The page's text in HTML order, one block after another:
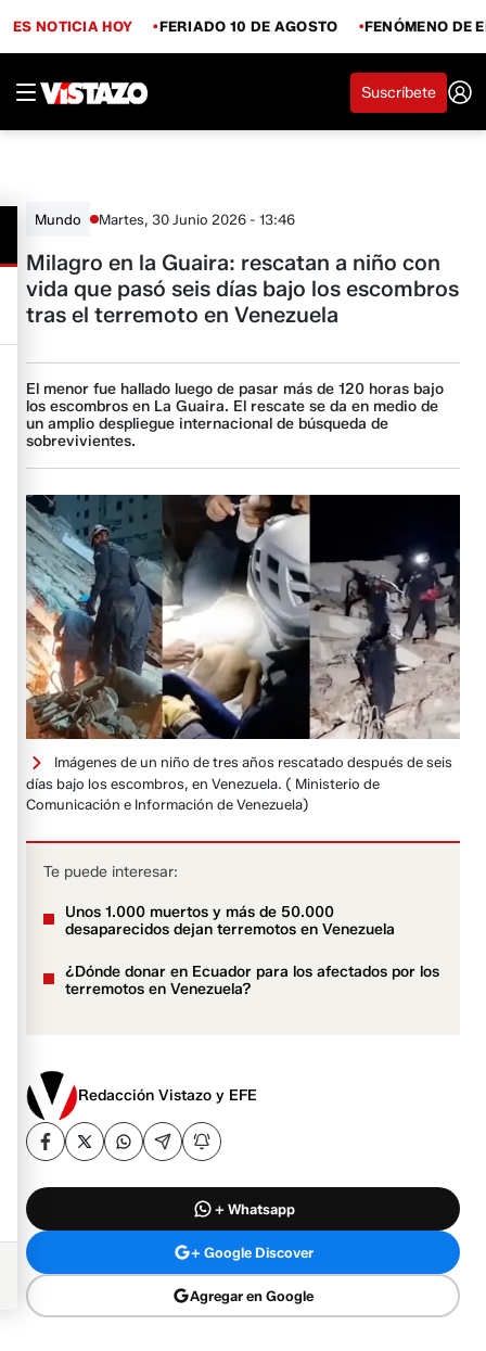
ES NOTICIA HOY FERIADO 10 DE AGOSTO FENÓMENO DE
Suscríbete
Mundo Martes, 30 Junio 2026 - 13:46
Milagro en la Guaira: rescatan a niño con
vida que pasó seis días bajo los escombros
tras el terremoto en Venezuela
El menor fue hallado luego de pasar más de 120 horas bajo
los escombros en La Guaira. El rescate se da en medio de
un amplio despliegue internacional de búsqueda de
sobrevivientes.
Imágenes de un niño de tres años rescatado después de seis
días bajo los escombros, en Venezuela. ( Ministerio de
Comunicación e Información de Venezuela)
Te puede interesar:
Unos 1.000 muertos y más de 50.000
desaparecidos dejan terremotos en Venezuela
¿Dónde donar en Ecuador para los afectados por los
terremotos en Venezuela?
Redacción Vistazo y EFE
+ Whatsapp
+ Google Discover
Agregar en Google